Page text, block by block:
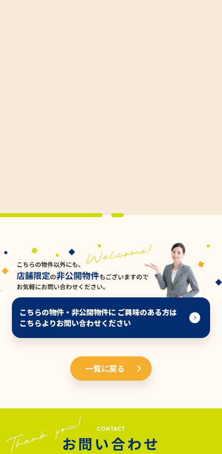
こちらの物件・非公開物件に ご興味のある方は
こちらよりお問い合わせください
一覧に戻る
CONTACT
お問い合わせ